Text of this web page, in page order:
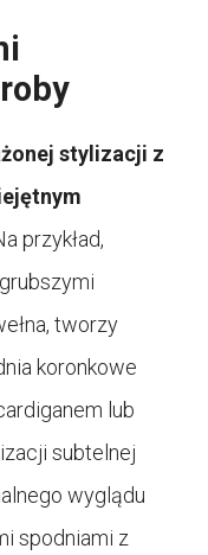
stylizacji z
przykład,
tworzy
koronkowe
lub
subtelnej
wyglądu
spodniami z